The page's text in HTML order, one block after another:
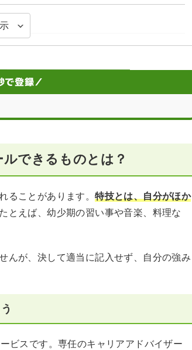
で登録／
できるものとは？
ることがあります。特技とは、自分がほか
とえば、幼少期の習い事や音楽、料理な
んが、決して適当に記入せず、自分の強み
ビスです。専任のキャリアアドバイザー